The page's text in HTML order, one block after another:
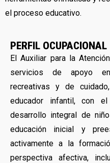
el proceso educativo.
PERFIL OCUPACIONAL
El Auxiliar para la
servicios de apoyo en
recreativas y de
educador infantil, con
desarrollo integral de
educación inicial y
activamente a la
perspectiva afectiva,